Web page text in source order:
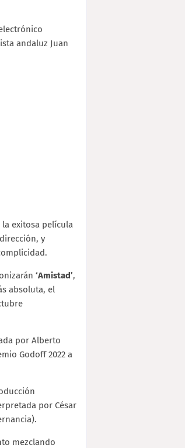
andaluz Juan
exitosa película
y
‘Amistad’,
absoluta, el
por Alberto
Godoff 2022 a
por César
mezclando